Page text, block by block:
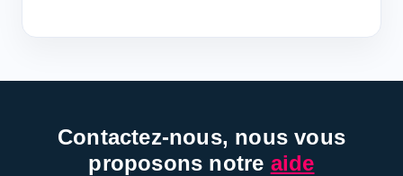
Contactez-nous, nous vous
proposons notre aide